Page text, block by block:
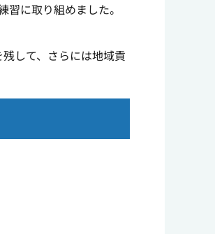
に取り組めました。
して、さらには地域貢